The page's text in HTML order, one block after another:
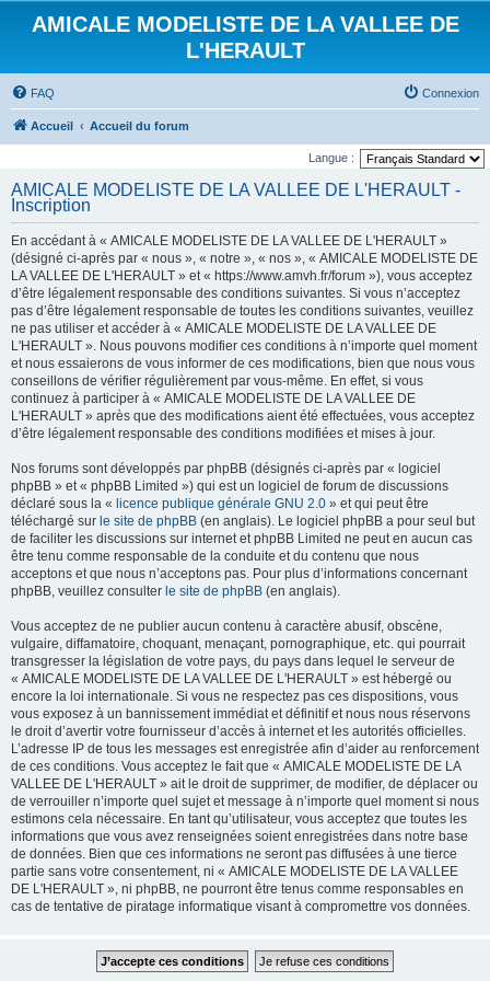
AMICALE MODELISTE DE LA VALLEE DE
L'HERAULT
FAQ Connexion
Accueil Accueil du forum
Langue :
AMICALE MODELISTE DE LA VALLEE DE L'HERAULT -
Inscription
En accédant à « AMICALE MODELISTE DE LA VALLEE DE L'HERAULT »
(désigné ci-après par « nous », « notre », « nos », « AMICALE MODELISTE DE
LA VALLEE DE L'HERAULT » et « https://www.amvh.fr/forum »), vous acceptez
d’être légalement responsable des conditions suivantes. Si vous n’acceptez
pas d’être légalement responsable de toutes les conditions suivantes, veuillez
ne pas utiliser et accéder à « AMICALE MODELISTE DE LA VALLEE DE
L'HERAULT ». Nous pouvons modifier ces conditions à n’importe quel moment
et nous essaierons de vous informer de ces modifications, bien que nous vous
conseillons de vérifier régulièrement par vous-même. En effet, si vous
continuez à participer à « AMICALE MODELISTE DE LA VALLEE DE
L'HERAULT » après que des modifications aient été effectuées, vous acceptez
d’être légalement responsable des conditions modifiées et mises à jour.
Nos forums sont développés par phpBB (désignés ci-après par « logiciel
phpBB » et « phpBB Limited ») qui est un logiciel de forum de discussions
déclaré sous la « licence publique générale GNU 2.0 » et qui peut être
téléchargé sur le site de phpBB (en anglais). Le logiciel phpBB a pour seul but
de faciliter les discussions sur internet et phpBB Limited ne peut en aucun cas
être tenu comme responsable de la conduite et du contenu que nous
acceptons et que nous n’acceptons pas. Pour plus d’informations concernant
phpBB, veuillez consulter le site de phpBB (en anglais).
Vous acceptez de ne publier aucun contenu à caractère abusif, obscène,
vulgaire, diffamatoire, choquant, menaçant, pornographique, etc. qui pourrait
transgresser la législation de votre pays, du pays dans lequel le serveur de
« AMICALE MODELISTE DE LA VALLEE DE L'HERAULT » est hébergé ou
encore la loi internationale. Si vous ne respectez pas ces dispositions, vous
vous exposez à un bannissement immédiat et définitif et nous nous réservons
le droit d’avertir votre fournisseur d’accès à internet et les autorités officielles.
L’adresse IP de tous les messages est enregistrée afin d’aider au renforcement
de ces conditions. Vous acceptez le fait que « AMICALE MODELISTE DE LA
VALLEE DE L'HERAULT » ait le droit de supprimer, de modifier, de déplacer ou
de verrouiller n’importe quel sujet et message à n’importe quel moment si nous
estimons cela nécessaire. En tant qu’utilisateur, vous acceptez que toutes les
informations que vous avez renseignées soient enregistrées dans notre base
de données. Bien que ces informations ne seront pas diffusées à une tierce
partie sans votre consentement, ni « AMICALE MODELISTE DE LA VALLEE
DE L'HERAULT », ni phpBB, ne pourront être tenus comme responsables en
cas de tentative de piratage informatique visant à compromettre vos données.